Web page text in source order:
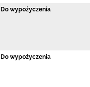
Do wypożyczenia
Do wypożyczenia